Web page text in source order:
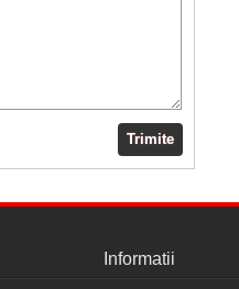
Trimite
Informatii